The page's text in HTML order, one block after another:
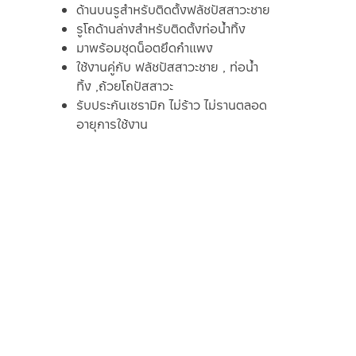
ด้านบนรูสำหรับติดตั้งฟลัชปัสสาวะชาย
รูโถด้านล่างสำหรับติดตั้งท่อน้ำทิ้ง
มาพร้อมชุดน็อตยึดกำแพง
ใช้งานคู่กับ ฟลัชปัสสาวะชาย , ท่อน้ำ
ทิ้ง ,ถ้วยโถปัสสาวะ
รับประกันเซรามิก ไม่ร้าว ไม่รานตลอด
อายุการใช้งาน